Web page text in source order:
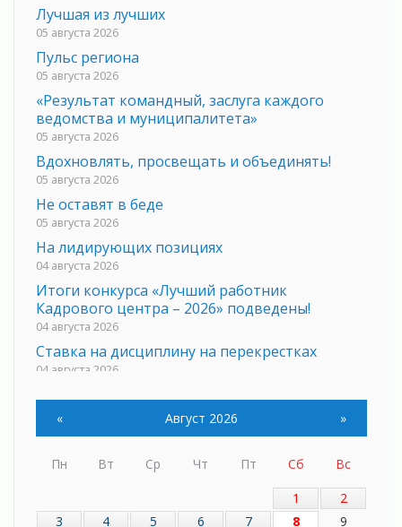
Лучшая из лучших
05 августа 2026
Пульс региона
05 августа 2026
«Результат командный, заслуга каждого
ведомства и муниципалитета»
05 августа 2026
Вдохновлять, просвещать и объединять!
05 августа 2026
Не оставят в беде
05 августа 2026
На лидирующих позициях
04 августа 2026
Итоги конкурса «Лучший работник
Кадрового центра – 2026» подведены!
04 августа 2026
Ставка на дисциплину на перекрестках
04 августа 2026
мобильного трафика
Полумрак бьёт по карману
04 августа 2026
04 августа 2026
« Август 2026 »
Пн Вт Ср Чт Пт Сб
Вс
1
2
3
4 5 6 7 8
9